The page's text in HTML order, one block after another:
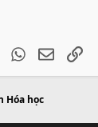
Tumblr WhatsApp
EmailLink
Hóa học